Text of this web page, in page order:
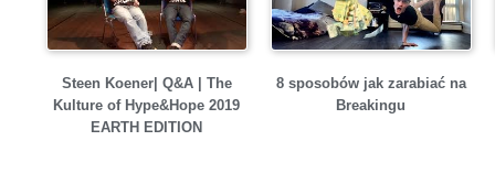
Steen Koener| Q&A | The
Kulture of Hype&Hope 2019
EARTH EDITION
8 sposobów jak zarabiać na
Breakingu